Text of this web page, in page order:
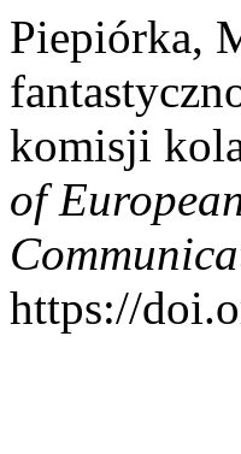
Piepiórka,
komisji
of
https://